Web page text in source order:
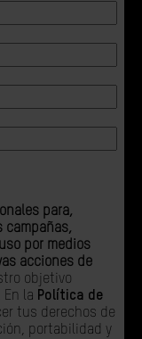
para,
por medios
acciones de
objetivo
la Política de
tus derechos de
portabilidad y